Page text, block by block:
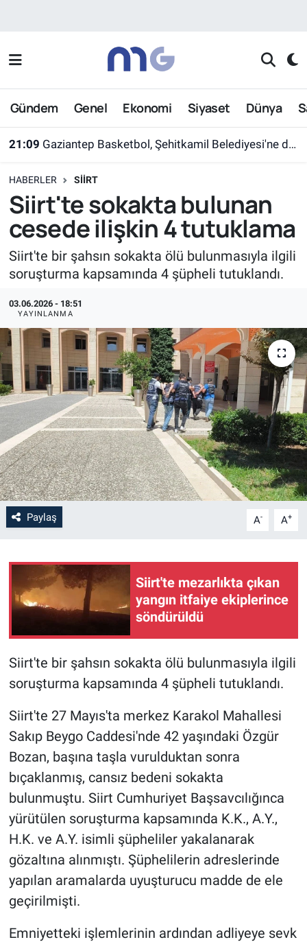
Gündem Genel Ekonomi Siyaset Dünya
21:09 Gaziantep Basketbol, Şehitkamil Belediyesi'ne devredildi
HABERLER SIIRT
Siirt'te sokakta bulunan
cesede ilişkin 4 tutuklama
Siirt'te bir şahsın sokakta ölü bulunmasıyla ilgili
soruşturma kapsamında 4 şüpheli tutuklandı.
03.06.2026 - 18:51
YAYINLANMA
Paylaş A- A+
Siirt'te mezarlıkta çıkan
yangın itfaiye ekiplerince
söndürüldü
Siirt'te bir şahsın sokakta ölü bulunmasıyla ilgili
soruşturma kapsamında 4 şüpheli tutuklandı.
Siirt'te 27 Mayıs'ta merkez Karakol Mahallesi
Sakıp Beygo Caddesi'nde 42 yaşındaki Özgür
Bozan, başına taşla vurulduktan sonra
bıçaklanmış, cansız bedeni sokakta
bulunmuştu. Siirt Cumhuriyet Başsavcılığınca
yürütülen soruşturma kapsamında K.K., A.Y.,
H.K. ve A.Y. isimli şüpheliler yakalanarak
gözaltına alınmıştı. Şüphelilerin adreslerinde
yapılan aramalarda uyuşturucu madde de ele
geçirilmişti.
Emniyetteki işlemlerinin ardından adliyeye sevk
Nöbetçi Eczaneler
Hava Durumu
Süper Lig Puan Durumu ve Fikstür
Tüm Manşetler
Son Dakika Haberleri
Haber Arşivi